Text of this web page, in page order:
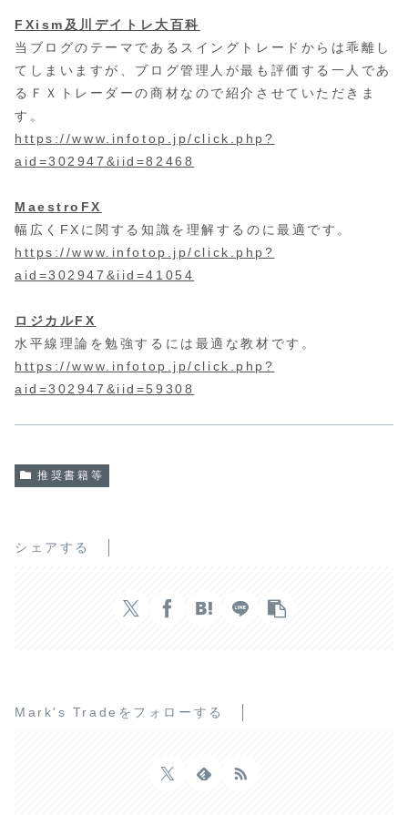
FXism及川デイトレ大百科
当ブログのテーマであるスイングトレードからは乖離し
てしまいますが、ブログ管理人が最も評価する一人であ
るＦＸトレーダーの商材なので紹介させていただきま
す。
https://www.infotop.jp/click.php?
aid=302947&iid=82468
MaestroFX
幅広くFXに関する知識を理解するのに最適です。
https://www.infotop.jp/click.php?
aid=302947&iid=41054
ロジカルFX
水平線理論を勉強するには最適な教材です。
https://www.infotop.jp/click.php?
aid=302947&iid=59308
推奨書籍等
シェアする
Mark's Tradeをフォローする